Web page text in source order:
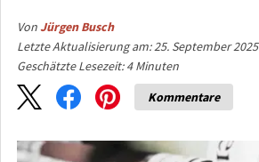
VonJürgen Busch
Letzte Aktualisierung am: 25. September 2025
Geschätzte Lesezeit:4 Minuten
Kommentare